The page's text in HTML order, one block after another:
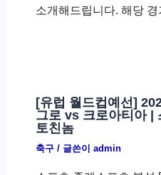
소개해드립니다. 해당
[유럽 월드컵예선]
그로 vs 크로아티아 |
토친놈
축구/ 글쓴이 admin